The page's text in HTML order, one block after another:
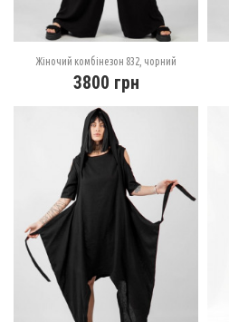
Жіночий комбінезон 832, чорний
3800 грн